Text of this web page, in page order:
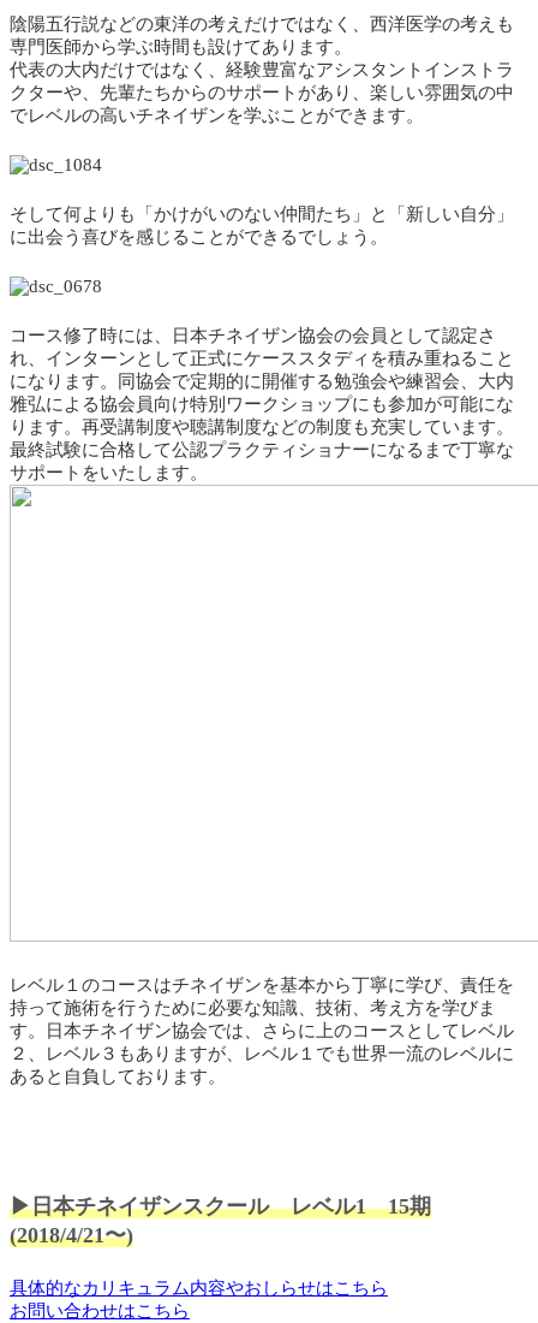
陰陽五行説などの東洋の考えだけではなく、西洋医学の考えも
専門医師から学ぶ時間も設けてあります。
代表の大内だけではなく、経験豊富なアシスタントインストラ
クターや、先輩たちからのサポートがあり、楽しい雰囲気の中
でレベルの高いチネイザンを学ぶことができます。
そして何よりも「かけがいのない仲間たち」と「新しい自分」
に出会う喜びを感じることができるでしょう。
コース修了時には、日本チネイザン協会の会員として認定さ
れ、インターンとして正式にケーススタディを積み重ねること
になります。同協会で定期的に開催する勉強会や練習会、大内
雅弘による協会員向け特別ワークショップにも参加が可能にな
ります。再受講制度や聴講制度などの制度も充実しています。
最終試験に合格して公認プラクティショナーになるまで丁寧な
サポートをいたします。
レベル１のコースはチネイザンを基本から丁寧に学び、責任を
持って施術を行うために必要な知識、技術、考え方を学びま
す。日本チネイザン協会では、さらに上のコースとしてレベル
２、レベル３もありますが、レベル１でも世界一流のレベルに
あると自負しております。
▶日本チネイザンスクール レベル1 15期
(2018/4/21〜)
具体的なカリキュラム内容やおしらせはこちら
お問い合わせはこちら